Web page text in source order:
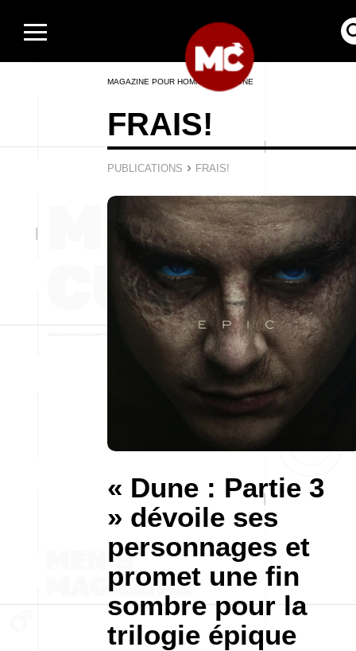
MAGAZINE POUR HOMMES EN LIGNE
FRAIS!
PUBLICATIONS › FRAIS!
« Dune : Partie 3
» dévoile ses
personnages et
promet une fin
sombre pour la
trilogie épique